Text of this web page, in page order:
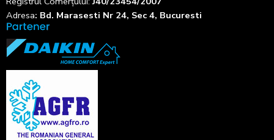
Adresa: Bd. Marasesti Nr 24, Sec 4, Bucuresti